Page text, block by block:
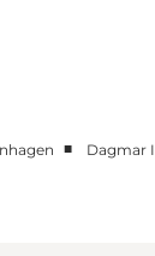
■ Dagmar